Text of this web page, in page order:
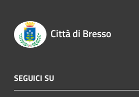
Città di Bresso
SEGUICI SU